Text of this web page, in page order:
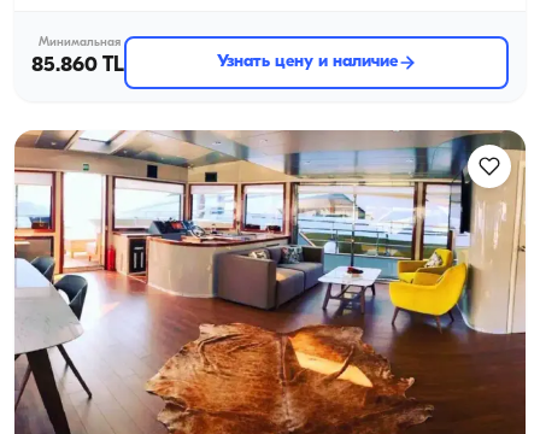
Минимальная
85.860 TL Узнать цену и наличие